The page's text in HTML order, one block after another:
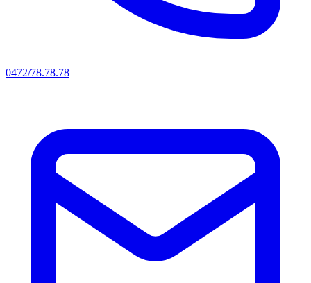
0472/78.78.78